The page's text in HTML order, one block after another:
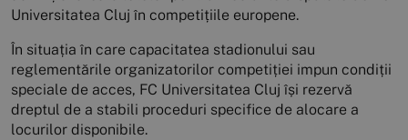
Universitatea Cluj în competițiile europene.
În situația în care capacitatea stadionului sau
reglementările organizatorilor competiției impun condiții
speciale de acces, FC Universitatea Cluj își rezervă
dreptul de a stabili proceduri specifice de alocare a
locurilor disponibile.